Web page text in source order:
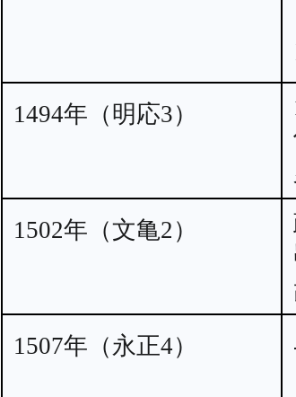
1494年（明応3）
1502年（文亀2）
1507年（永正4）